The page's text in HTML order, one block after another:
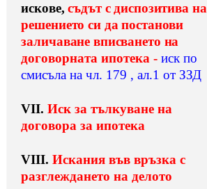
искове, съдът с диспозитива на
решението си да постанови
заличаване вписването на
договорната ипотека - иск по
смисъла на чл. 179 , ал.1 от ЗЗД
VІІ.Иск за тълкуване на
договора за ипотека
VІІІ.Искания във връзка с
разглеждането на делото